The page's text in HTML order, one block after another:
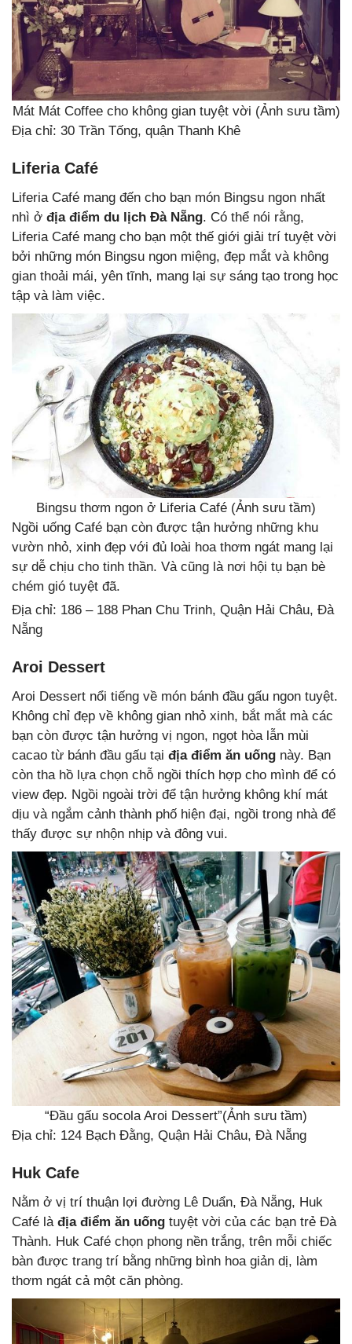
Mát Mát Coffee cho không gian tuyệt vời (Ảnh sưu tầm)
Địa chỉ: 30 Trần Tống, quận Thanh Khê
Liferia Café
Liferia Café mang đến cho bạn món Bingsu ngon nhất
nhì ở địa điểm du lịch Đà Nẵng. Có thể nói rằng,
Liferia Café mang cho bạn một thế giới giải trí tuyệt vời
bởi những món Bingsu ngon miệng, đẹp mắt và không
gian thoải mái, yên tĩnh, mang lại sự sáng tạo trong học
tập và làm việc.
Bingsu thơm ngon ở Liferia Café (Ảnh sưu tầm)
Ngồi uống Café bạn còn được tận hưởng những khu
vườn nhỏ, xinh đẹp với đủ loài hoa thơm ngát mang lại
sự dễ chịu cho tinh thần. Và cũng là nơi hội tụ bạn bè
chém gió tuyệt đã.
Địa chỉ: 186 – 188 Phan Chu Trinh, Quận Hải Châu, Đà
Nẵng
Aroi Dessert
Aroi Dessert nổi tiếng về món bánh đầu gấu ngon tuyệt.
Không chỉ đẹp về không gian nhỏ xinh, bắt mắt mà các
bạn còn được tận hưởng vị ngon, ngọt hòa lẫn mùi
cacao từ bánh đầu gấu tại địa điểm ăn uống này. Bạn
còn tha hồ lựa chọn chỗ ngồi thích hợp cho mình để có
view đẹp. Ngồi ngoài trời để tận hưởng không khí mát
dịu và ngắm cảnh thành phố hiện đại, ngồi trong nhà để
thấy được sự nhộn nhịp và đông vui.
“Đầu gấu socola Aroi Dessert”(Ảnh sưu tầm)
Địa chỉ: 124 Bạch Đằng, Quận Hải Châu, Đà Nẵng
Huk Cafe
Nằm ở vị trí thuận lợi đường Lê Duẩn, Đà Nẵng, Huk
Café là địa điểm ăn uống tuyệt vời của các bạn trẻ Đà
Thành. Huk Café chọn phong nền trắng, trên mỗi chiếc
bàn được trang trí bằng những bình hoa giản dị, làm
thơm ngát cả một căn phòng.